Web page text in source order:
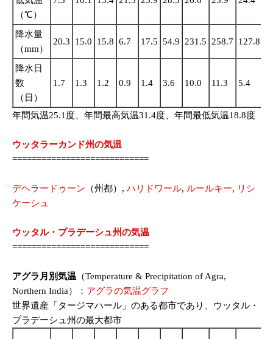
（℃）
降水量
（mm）
20.3 15.0 15.8 6.7 17.5 54.9 231.5 258.7 127.8
降水日
数
（日）
1.7 1.3 1.2 0.9 1.4 3.6 10.0 11.3 5.4
年間気温25.1度、年間最高気温31.4度、年間最低気温18.8度
ウッタラーカンド州の気温
============================
デヘラードゥーン （州都）, ハリドワール, ルールキー, リシ
ケーシュ
ウッタル・プラデーシュ州の気温
============================
アグラ月別気温 （Temperature & Precipitation of Agra,
Northern India）： アグラの気温グラフ
世界遺産「タージマハール」のある都市であり、ウッタル・
プラデーシュ州の最大都市